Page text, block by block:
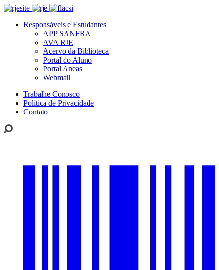
Responsáveis e Estudantes
APP SANFRA
AVA RJE
Acervo da Biblioteca
Portal do Aluno
Portal Aneas
Webmail
Trabalhe Conosco
Política de Privacidade
Contato